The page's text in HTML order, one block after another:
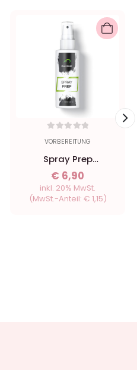
VORBEREITUNG
Spray Prep
Dehydrator 100ml -
Kiwi Nails
€ 6,90
inkl. 20% MwSt.
(MwSt.-Anteil: € 1,15)